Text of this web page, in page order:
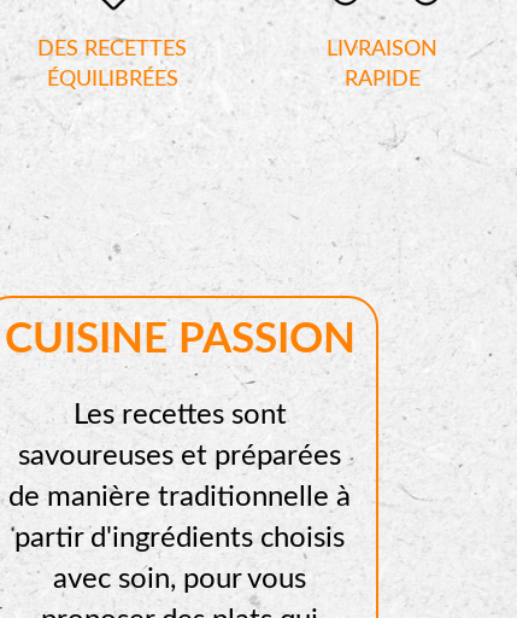
DES RECETTES
ÉQUILIBRÉES
LIVRAISON
RAPIDE
CUISINE PASSION
Les recettes sont
savoureuses et préparées
de manière traditionnelle à
partir d'ingrédients choisis
avec soin, pour vous